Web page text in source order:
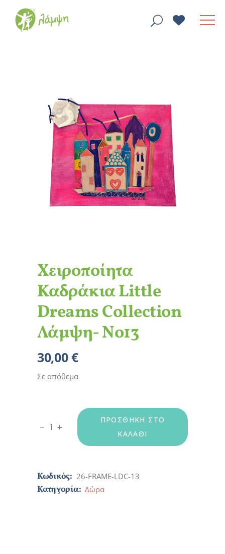
Χειροποίητα
Καδράκια Little
Dreams Collection
Λάμψη- Νο13
30,00€
Σε απόθεμα
Χειροποίητα Καδράκια Little Dreams
- +
ΠΡΟΣΘΉΚΗ ΣΤΟ
ΚΑΛΆΘΙ
Κωδικός: 26-FRAME-LDC-13
Κατηγορία: Δώρα